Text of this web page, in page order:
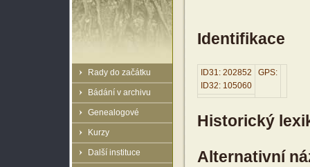
Rady do začátku
Bádání v archivu
Genealogové
Kurzy
Další instituce
Identifikace
ID31: 202852
ID32: 105060
GPS:
Historický
Alternativní